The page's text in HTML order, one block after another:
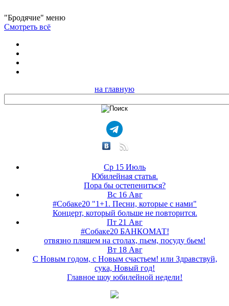
"Бродячие" меню
Смотреть всё
на главную
Ср 15 Июль
Юбилейная статья.
Пора бы остепениться?
Вс 16 Авг
#Собаке20 "1+1. Песни, которые с нами"
Концерт, который больше не повторится.
Пт 21 Авг
#Собаке20 БАНКОМАТ!
отвязно пляшем на столах, пьем, посуду бьем!
Вт 18 Авг
С Новым годом, с Новым счастьем! или Здравствуй,
сука, Новый год!
Главное шоу юбилейной недели!